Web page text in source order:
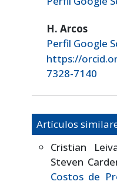
H. Arcos
Perfil Google
https://
7328-7140
Artículos
Cristian
Steven
Costos de